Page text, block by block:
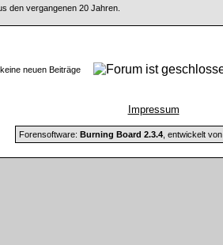
den vergangenen 20 Jahren.
keine neuen Beiträge
Impressum
Forensoftware: Burning Board 2.3.4, entwickelt von